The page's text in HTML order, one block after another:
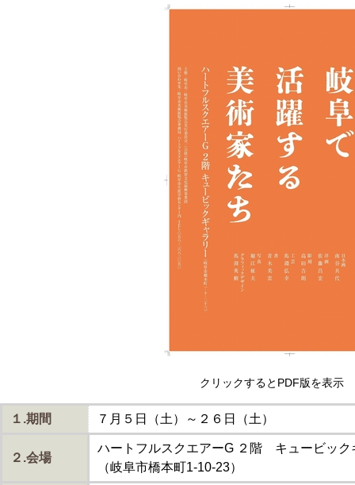
クリックするとPDF版を
１.期間 ７月５日（土）～２６日（土）
２.会場
ハートフルスクエアーG ２階 キュービック
（岐阜市橋本町1-10-23）